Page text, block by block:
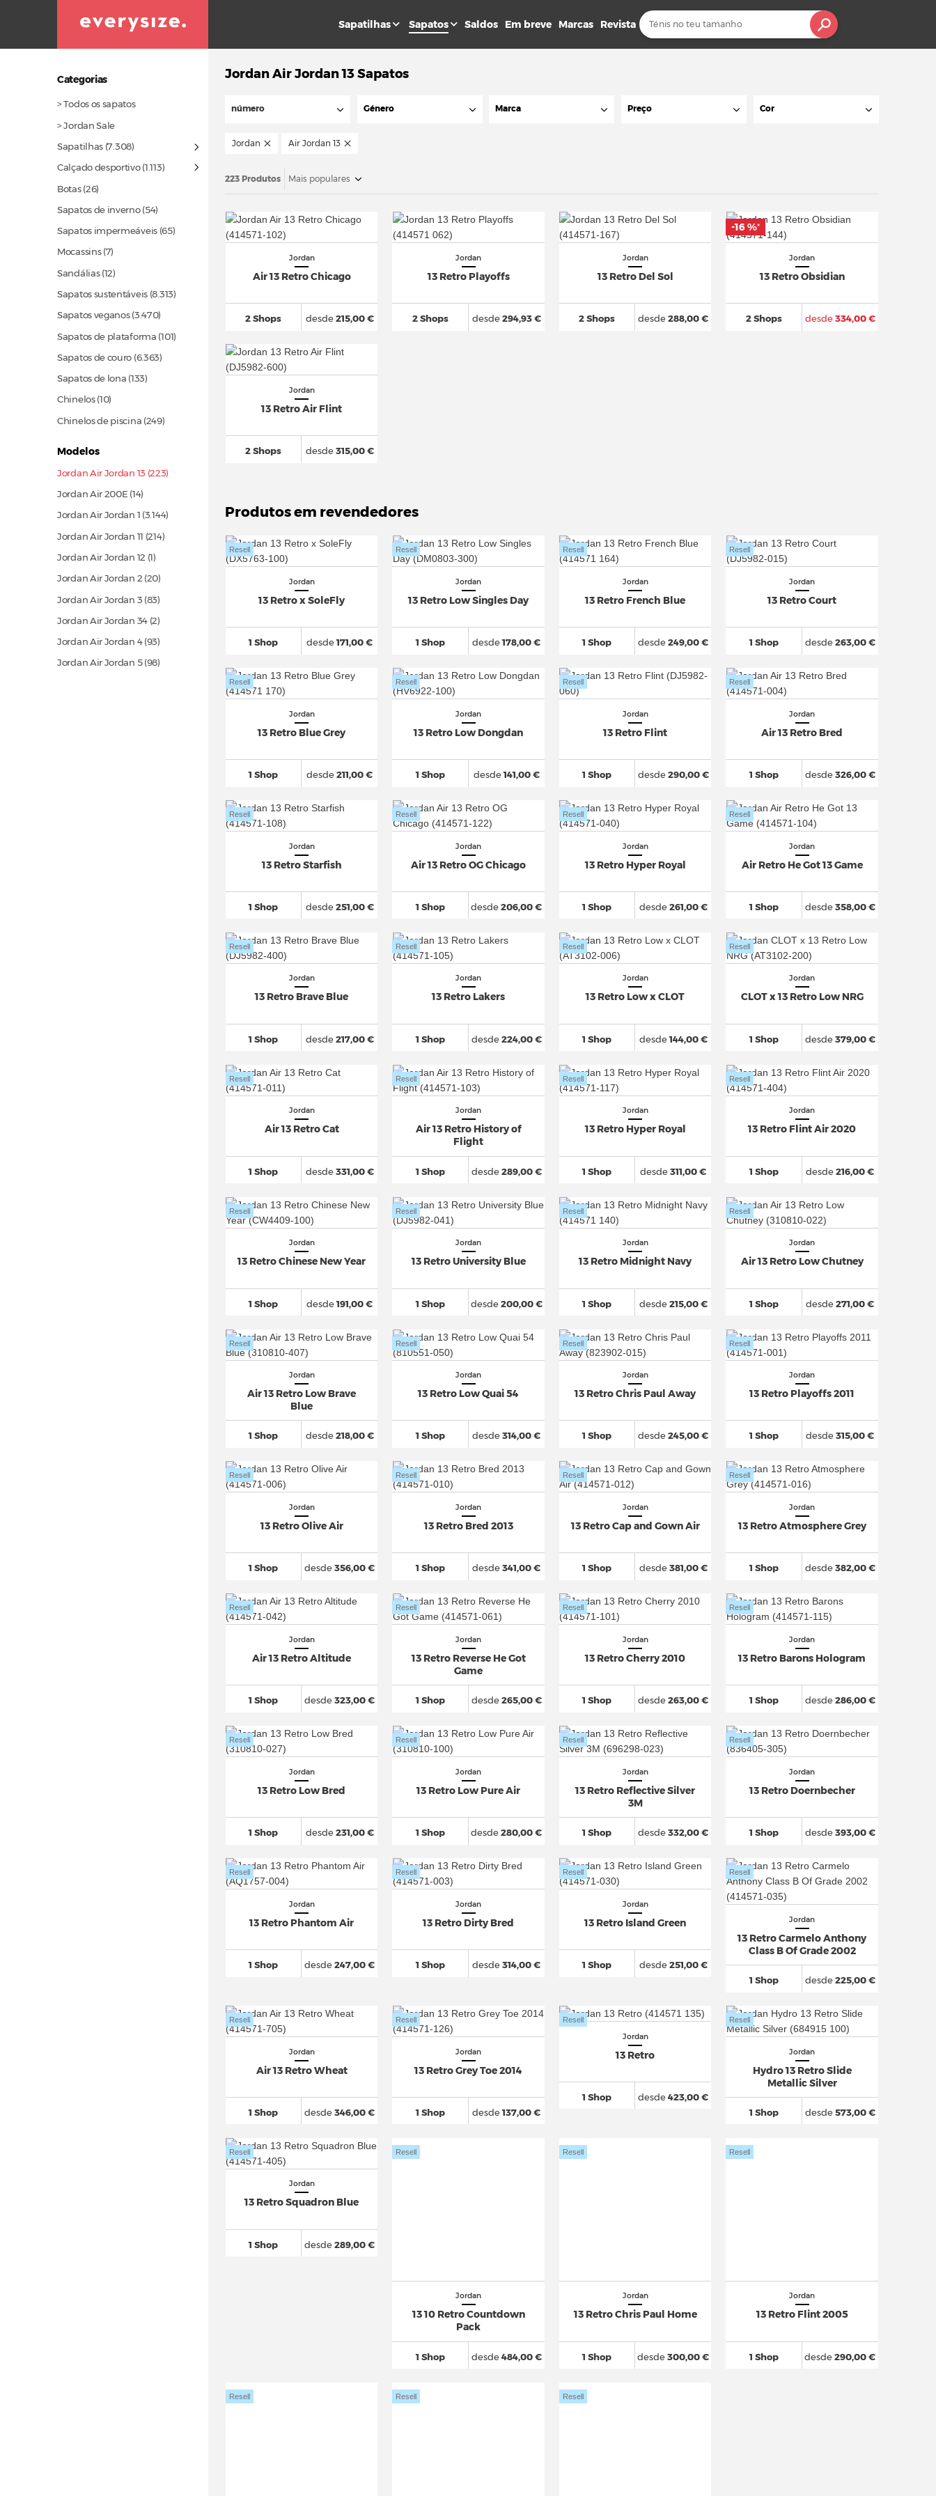
Sapatilhas Sapatos Saldos Em breve Marcas Revista
Categorias
> Todos os sapatos
> Jordan Sale
Sapatilhas (7.308)
Calçado desportivo(1.113)
Botas(26)
Sapatos de inverno(54)
Sapatos impermeáveis (65)
Mocassins (7)
Sandálias(12)
Sapatos sustentáveis (8.313)
Sapatos veganos(3.470)
Sapatos de plataforma (101)
Sapatos de couro (6.363)
Sapatos de lona (133)
Chinelos(10)
Chinelos de piscina (249)
Modelos
Jordan Air Jordan 13 (223)
Jordan Air 200E (14)
Jordan Air Jordan 1 (3.144)
Jordan Air Jordan 11 (214)
Jordan Air Jordan 12 (1)
Jordan Air Jordan 2(20)
Jordan Air Jordan 3 (83)
Jordan Air Jordan 34 (2)
Jordan Air Jordan 4(93)
Jordan Air Jordan 5(98)
Jordan Air Jordan 13 Sapatos
número Género Marca Preço Cor
Jordan Air Jordan 13
223 Produtos Mais populares
Jordan
Air 13 Retro Chicago
2 Shops desde215,00 €
Jordan
13 Retro Playoffs
2 Shops desde294,93 €
Jordan
13 Retro Del Sol
2 Shops desde288,00 €
Jordan
13 Retro Obsidian
2 Shops desde334,00 €
-16 %*
Jordan
13 Retro Air Flint
2 Shops desde315,00 €
Produtos em revendedores
Jordan
13 Retro x SoleFly
1 Shop
Resell
desde171,00 €
Jordan
13 Retro Low Singles Day
1 Shop
Resell
desde178,00 €
Jordan
13 Retro French Blue
1 Shop
Resell
desde249,00 €
Jordan
13 Retro Court
1 Shop
Resell
desde263,00 €
Jordan
13 Retro Blue Grey
1 Shop
Resell
desde211,00 €
Jordan
13 Retro Low Dongdan
1 Shop
Resell
desde141,00 €
Jordan
13 Retro Flint
1 Shop
Resell
desde290,00 €
Jordan
Air 13 Retro Bred
1 Shop
Resell
desde326,00 €
Jordan
13 Retro Starfish
1 Shop
Resell
desde251,00 €
Jordan
Air 13 Retro OG Chicago
1 Shop
Resell
desde206,00 €
Jordan
13 Retro Hyper Royal
1 Shop
Resell
desde261,00 €
Jordan
Air Retro He Got 13 Game
1 Shop
Resell
desde358,00 €
Jordan
13 Retro Brave Blue
1 Shop
Resell
desde217,00 €
Jordan
13 Retro Lakers
1 Shop
Resell
desde224,00 €
Jordan
13 Retro Low x CLOT
1 Shop
Resell
desde144,00 €
Jordan
CLOT x 13 Retro Low NRG
1 Shop
Resell
desde379,00 €
Jordan
Air 13 Retro Cat
1 Shop
Resell
desde331,00 €
Jordan
Air 13 Retro History of
Flight
1 Shop
Resell
desde289,00 €
Jordan
13 Retro Hyper Royal
1 Shop
Resell
desde311,00 €
Jordan
13 Retro Flint Air 2020
1 Shop
Resell
desde216,00 €
Jordan
13 Retro Chinese New Year
1 Shop
Resell
desde191,00 €
Jordan
13 Retro University Blue
1 Shop
Resell
desde200,00 €
Jordan
13 Retro Midnight Navy
1 Shop
Resell
desde215,00 €
Jordan
Air 13 Retro Low Chutney
1 Shop
Resell
desde271,00 €
Jordan
Air 13 Retro Low Brave
Blue
1 Shop
Resell
desde218,00 €
Jordan
13 Retro Low Quai 54
1 Shop
Resell
desde314,00 €
Jordan
13 Retro Chris Paul Away
1 Shop
Resell
desde245,00 €
Jordan
13 Retro Playoffs 2011
1 Shop
Resell
desde315,00 €
Jordan
13 Retro Olive Air
1 Shop
Resell
desde356,00 €
Jordan
13 Retro Bred 2013
1 Shop
Resell
desde341,00 €
Jordan
13 Retro Cap and Gown Air
1 Shop
Resell
desde381,00 €
Jordan
13 Retro Atmosphere Grey
1 Shop
Resell
desde382,00 €
Jordan
Air 13 Retro Altitude
1 Shop
Resell
desde323,00 €
Jordan
13 Retro Reverse He Got
Game
1 Shop
Resell
desde265,00 €
Jordan
13 Retro Cherry 2010
1 Shop
Resell
desde263,00 €
Jordan
13 Retro Barons Hologram
1 Shop
Resell
desde286,00 €
Jordan
13 Retro Low Bred
1 Shop
Resell
desde231,00 €
Jordan
13 Retro Low Pure Air
1 Shop
Resell
desde280,00 €
Jordan
13 Retro Reflective Silver
3M
1 Shop
Resell
desde332,00 €
Jordan
13 Retro Doernbecher
1 Shop
Resell
desde393,00 €
Jordan
13 Retro Phantom Air
1 Shop
Resell
desde247,00 €
Jordan
13 Retro Dirty Bred
1 Shop
Resell
desde314,00 €
Jordan
13 Retro Island Green
1 Shop
Resell
desde251,00 €
Jordan
13 Retro Carmelo Anthony
Class B Of Grade 2002
1 Shop
Resell
desde225,00 €
Jordan
Air 13 Retro Wheat
1 Shop
Resell
desde346,00 €
Jordan
13 Retro Grey Toe 2014
1 Shop
Resell
desde137,00 €
Jordan
13 Retro
1 Shop
Resell
desde423,00 €
Jordan
Hydro 13 Retro Slide
Metallic Silver
1 Shop
Resell
desde573,00 €
Jordan
13 Retro Squadron Blue
1 Shop
Resell
desde289,00 €
Jordan
13 10 Retro Countdown
Pack
1 Shop
Resell
desde484,00 €
Jordan
13 Retro Chris Paul Home
1 Shop
Resell
desde300,00 €
Jordan
13 Retro Flint 2005
1 Shop
Resell
desde290,00 €
Resell Resell Resell